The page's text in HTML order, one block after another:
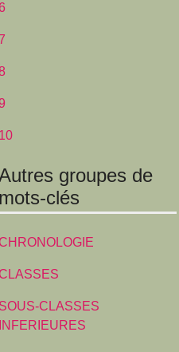
10
groupes de
mots-clés
SOUS-CLASSES
INFERIEURES